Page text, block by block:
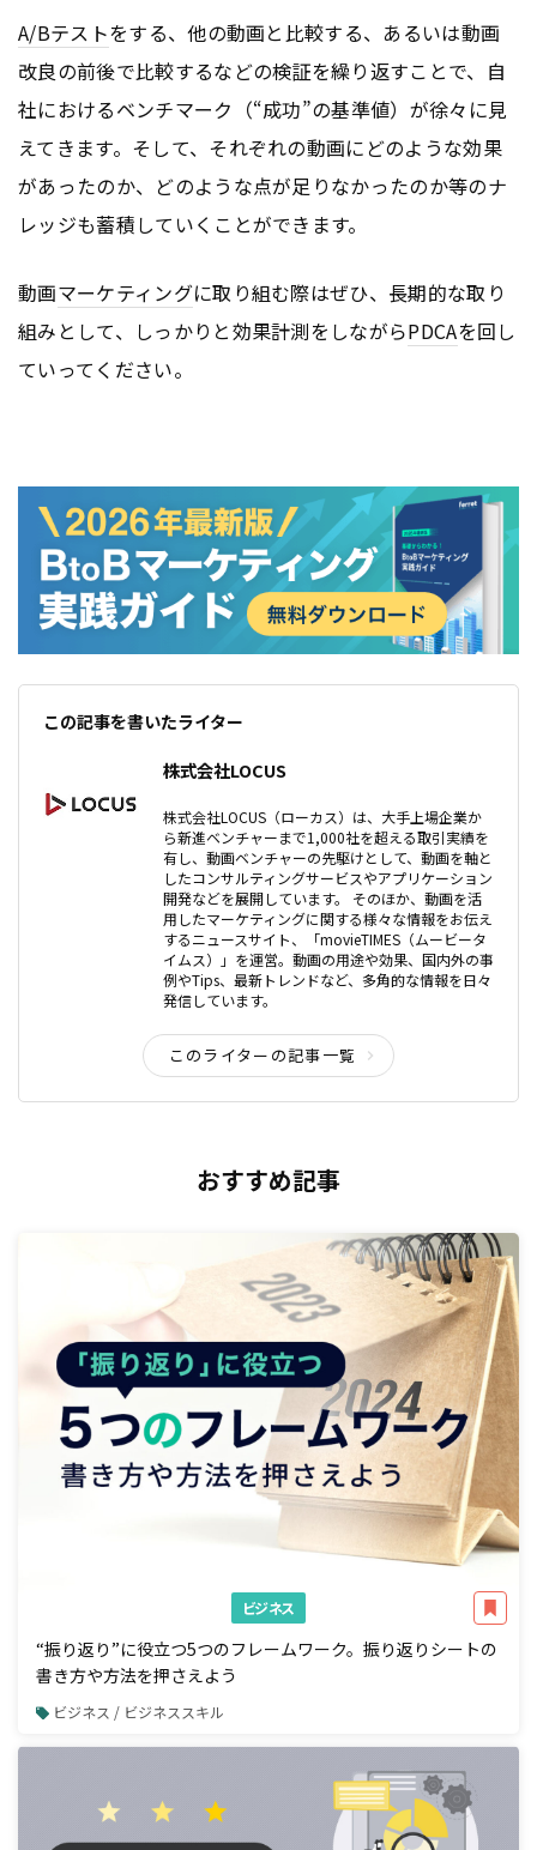
A/Bテストをする、他の動画と比較する、あるいは動画
改良の前後で比較するなどの検証を繰り返すことで、自
社におけるベンチマーク（“成功”の基準値）が徐々に見
えてきます。そして、それぞれの動画にどのような効果
があったのか、どのような点が足りなかったのか等のナ
レッジも蓄積していくことができます。
動画マーケティングに取り組む際はぜひ、長期的な取り
組みとして、しっかりと効果計測をしながらPDCAを回し
ていってください。
この記事を書いたライター
株式会社LOCUS
株式会社LOCUS（ローカス）は、大手上場企業か
ら新進ベンチャーまで1,000社を超える取引実績を
有し、動画ベンチャーの先駆けとして、動画を軸と
したコンサルティングサービスやアプリケーション
開発などを展開しています。 そのほか、動画を活
用したマーケティングに関する様々な情報をお伝え
するニュースサイト、「movieTIMES（ムービータ
イムス）」を運営。動画の用途や効果、国内外の事
例やTips、最新トレンドなど、多角的な情報を日々
発信しています。
このライターの記事一覧
おすすめ記事
ビジネス
“振り返り”に役立つ5つのフレームワーク。振り返りシートの
書き方や方法を押さえよう
ビジネス / ビジネススキル